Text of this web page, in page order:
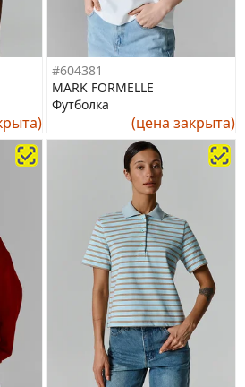
#604381
MARK FORMELLE
Футболка
(цена закрыта)